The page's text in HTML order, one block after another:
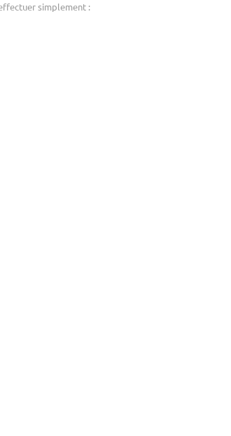
simplement :